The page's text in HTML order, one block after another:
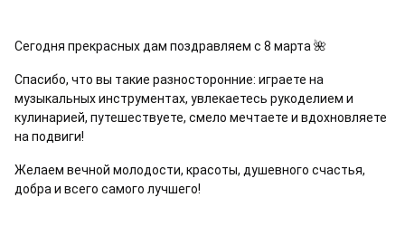
Сегодня прекрасных дам поздравляем с 8 марта 🌺
Спасибо, что вы такие разносторонние: играете на
музыкальных инструментах, увлекаетесь рукоделием и
кулинарией, путешествуете, смело мечтаете и вдохновляете
на подвиги!
Желаем вечной молодости, красоты, душевного счастья,
добра и всего самого лучшего!